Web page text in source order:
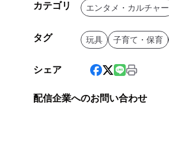
カテゴリ エンタメ・カルチャー
タグ 玩具 子育て・保育
シェア
配信企業へのお問い合わせ